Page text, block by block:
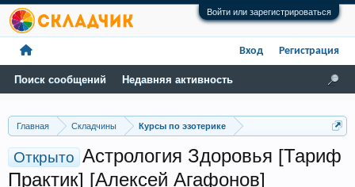
Войти или зарегистрироваться
Главная Складчины Курсы по эзотерике
Открыто Астрология Здоровья [Тариф
Практик] [Алексей Агафонов]
Поиск сообщений Недавняя активность
Вход Регистрация